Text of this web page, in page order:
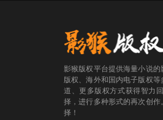
影猴版权平台提供海量小说
版权、海外和国内电子版权
道、更多版权方式获得智力
择，进行多种形式的再次创
择！